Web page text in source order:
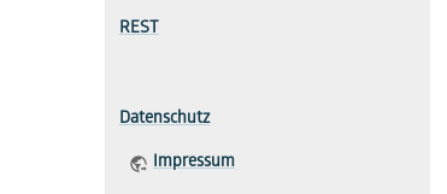
REST
Datenschutz
Impressum